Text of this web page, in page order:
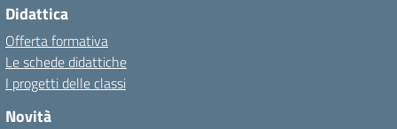
Didattica
Offerta formativa
Le schede didattiche
I progetti delle classi
Novità